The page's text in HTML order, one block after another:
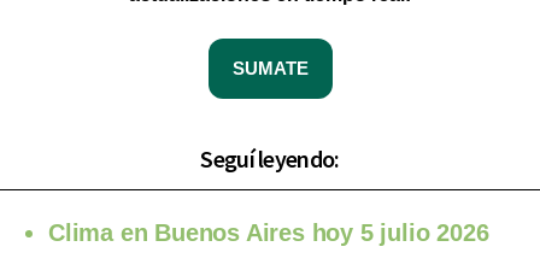
SUMATE
Seguí leyendo:
Clima en Buenos Aires hoy 5 julio 2026